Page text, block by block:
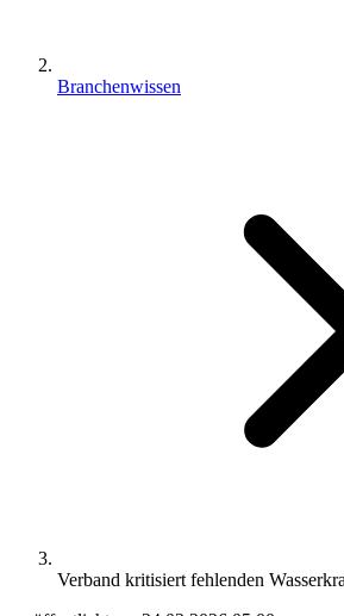
Branchenwissen
Verband kritisiert fehlenden